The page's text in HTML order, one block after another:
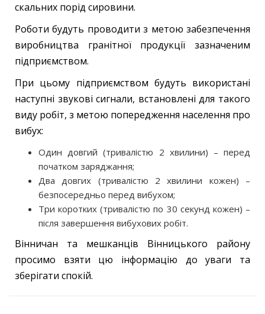
скальних порід сировини.
Роботи будуть проводити з метою забезпечення
виробництва гранітної продукції зазначеним
підприємством.
При цьому підприємством будуть використані
наступні звукові сигнали, встановлені для такого
виду робіт, з метою попередження населення про
вибух:
Один довгий (тривалістю 2 хвилини) – перед
початком заряджання;
Два довгих (тривалістю 2 хвилини кожен) –
безпосередньо перед вибухом;
Три коротких (тривалістю по 30 секунд кожен) –
після завершення вибухових робіт.
Вінничан та мешканців Вінницького району
просимо взяти цю інформацію до уваги та
зберігати спокій.